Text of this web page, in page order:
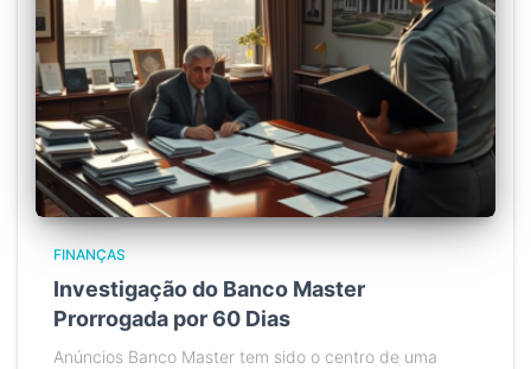
FINANÇAS
Investigação do Banco Master
Prorrogada por 60 Dias
Anúncios Banco Master tem sido o centro de uma